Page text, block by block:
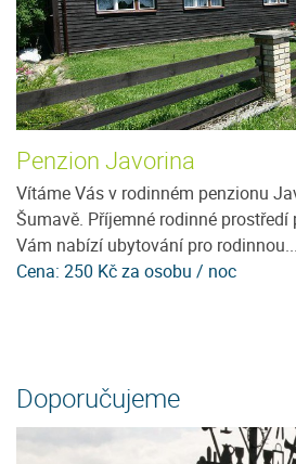
Penzion Javorina
Vítáme Vás v rodinném penzionu
Šumavě. Příjemné rodinné
Vám nabízí ubytování pro rodinnou...
Cena: 250 Kč za osobu / noc
Doporučujeme